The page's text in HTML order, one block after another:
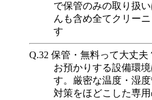
で保管のみの取り扱
んも含め全てクリー
す
Q.32 保管・無料って大丈夫
お預かりする設備環
す。厳密な温度・湿
対策をほどこした専